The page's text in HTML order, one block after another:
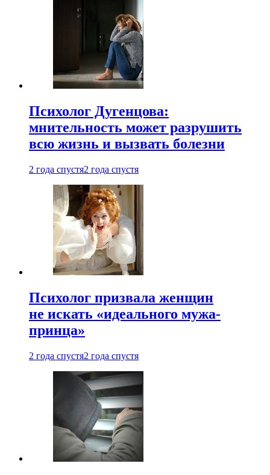
Психолог Дугенцова:
мнительность может разрушить
всю жизнь и вызвать болезни
2 года спустя2 года спустя
Психолог призвала женщин
не искать «идеального мужа-
принца»
2 года спустя2 года спустя